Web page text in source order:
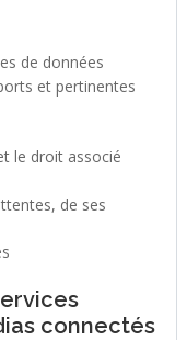
de données
et pertinentes
le droit associé
de ses
connectés